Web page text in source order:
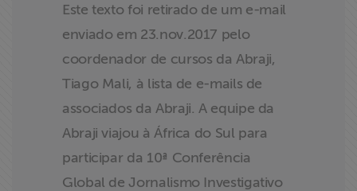
Este texto foi retirado de um e-mail
enviado em 23.nov.2017 pelo
coordenador de cursos da Abraji,
Tiago Mali, à lista de e-mails de
associados da Abraji. A equipe da
Abraji viajou à África do Sul para
participar da 10ª Conferência
Global de Jornalismo Investigativo